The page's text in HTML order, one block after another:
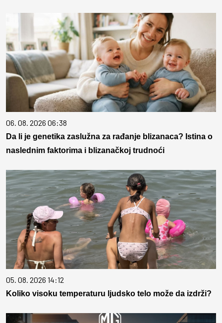
06. 08. 2026 06:38
Da li je genetika zaslužna za rađanje blizanaca? Istina o
naslednim faktorima i blizanačkoj trudnoći
05. 08. 2026 14:12
Koliko visoku temperaturu ljudsko telo može da izdrži?